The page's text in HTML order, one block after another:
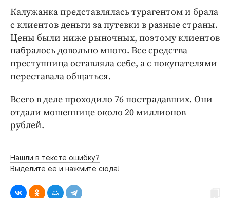
Клиника года
Бренд года
Работодатель года
Калужанка представлялась турагентом и брала
с клиентов деньги за путевки в разные страны.
Цены были ниже рыночных, поэтому клиентов
набралось довольно много. Все средства
преступница оставляла себе, а с покупателями
переставала общаться.
Всего в деле проходило 76 пострадавших. Они
отдали мошеннице около 20 миллионов
рублей.
Нашли в тексте ошибку?
Выделите её и нажмите сюда!